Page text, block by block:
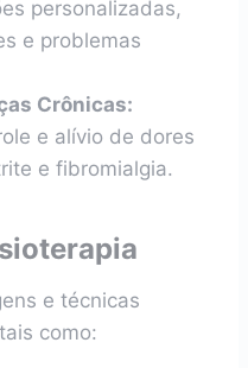
personalizadas,
e problemas
Crônicas:
e alívio de dores
e fibromialgia.
e técnicas
como: